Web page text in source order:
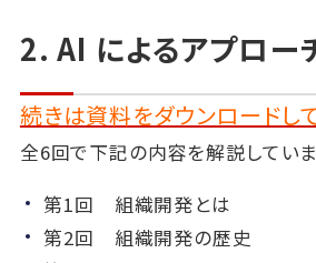
2. AI によるアプロー
続きは資料をダウンロードし
全6回で下記の内容を解説していま
第1回 組織開発とは
第2回 組織開発の歴史